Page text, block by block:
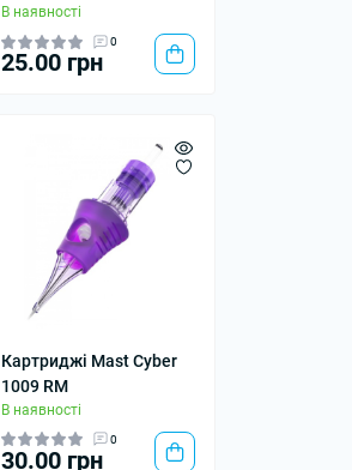
В наявності
0
25.00 грн
Картриджі Mast Cyber
1009 RM
В наявності
0
30.00 грн